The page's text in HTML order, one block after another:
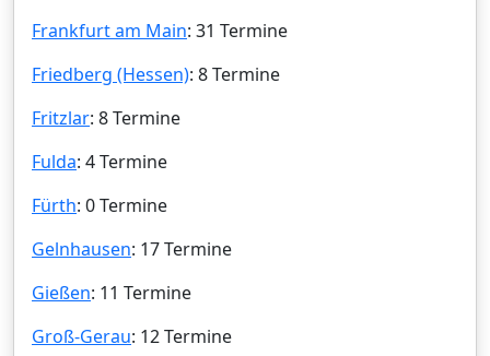
Frankfurt am Main: 31 Termine
Friedberg (Hessen): 8 Termine
Fritzlar: 8 Termine
Fulda: 4 Termine
Fürth: 0 Termine
Gelnhausen: 17 Termine
Gießen: 11 Termine
Groß-Gerau: 12 Termine